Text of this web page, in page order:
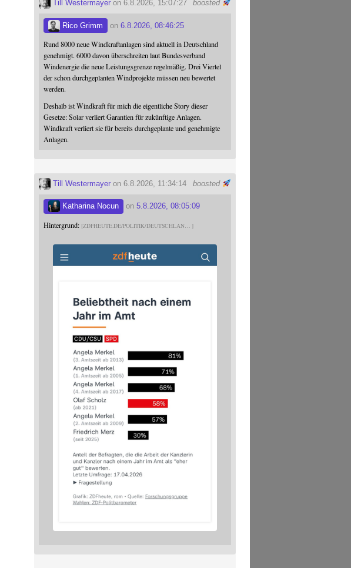
boosted
Till Westermayer on 6.8.2026, 15:07:27
Rico Grimm on6.8.2026, 08:46:25
Rund 8000 neue Windkraftanlagen sind aktuell in Deutschland
genehmigt. 6000 davon überschreiten laut Bundesverband
Windenergie die neue Leistungsgrenze regelmäßig. Drei Viertel
der schon durchgeplanten Windprojekte müssen neu bewertet
werden.
Deshalb ist Windkraft für mich die eigentliche Story dieser
Gesetze: Solar verliert Garantien für zukünftige Anlagen.
Windkraft verliert sie für bereits durchgeplante und genehmigte
Anlagen.
boosted
Till Westermayer on 6.8.2026, 11:34:14
Katharina Nocun on5.8.2026, 08:05:09
Hintergrund: ZDFHEUTE.DE/POLITIK/DEUTSCHLAN